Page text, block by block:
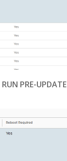
RUN PRE-UPDATE